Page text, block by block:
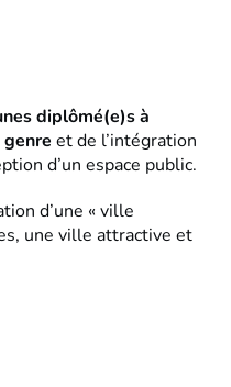
diplômé(e)s à
et de l’intégration
d’un espace public.
d’une « ville
une ville attractive et